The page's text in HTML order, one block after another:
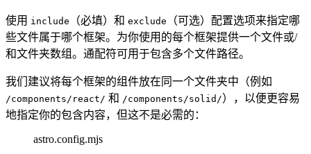
使用 include （必填）和 exclude
（可选）配置选项来指定哪
些文件属于哪个框架。为你使用的每个框架提供一个文件或/
和文件夹数组。通配符可用于包含多个文件路径。
我们建议将每个框架的组件放在同一个文件夹中（例如
/components/react/ 和 /components/solid/），以便更容易
地指定你的包含内容，但这不是必需的：
astro.config.mjs